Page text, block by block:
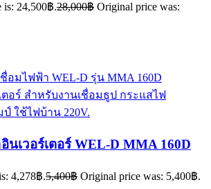
is: 24,500฿.28,000฿ Original price was:
นเวอร์เตอร์ WEL-D MMA 160D
4,278฿.5,400฿ Original price was: 5,400฿.